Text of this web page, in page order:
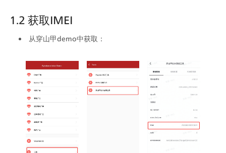
1.2 获取IMEI
从穿山甲demo中获取：